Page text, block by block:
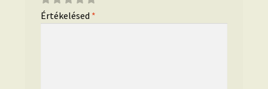
Értékelésed *